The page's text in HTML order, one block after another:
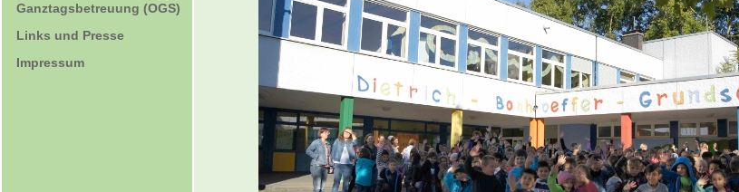
Ganztagsbetreuung (OGS)
Links und Presse
Impressum